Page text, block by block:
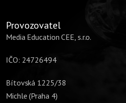
Provozovatel
Media Education CEE, s.r.o.
IČO: 24726494
Bítovská 1225/38
Michle (Praha 4)